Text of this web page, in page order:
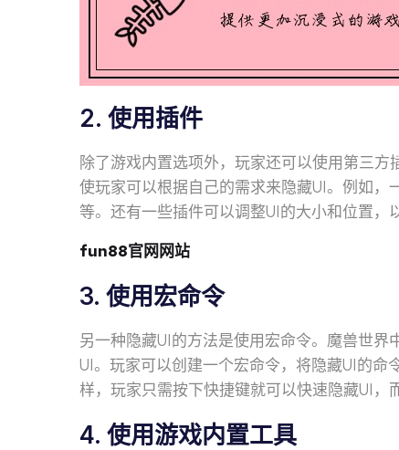
2. 使用插件
除了游戏内置选项外，玩家还可以使用第三方
使玩家可以根据自己的需求来隐藏UI。例如
等。还有一些插件可以调整UI的大小和位置，
fun88官网网站
3. 使用宏命令
另一种隐藏UI的方法是使用宏命令。魔兽世
UI。玩家可以创建一个宏命令，将隐藏UI的
样，玩家只需按下快捷键就可以快速隐藏UI，
4. 使用游戏内置工具